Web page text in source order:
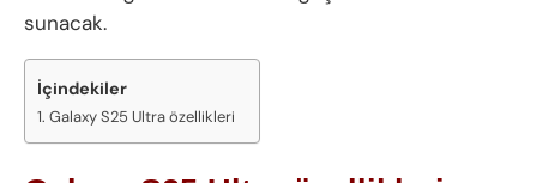
sunacak.
İçindekiler
Galaxy S25 Ultra özellikleri